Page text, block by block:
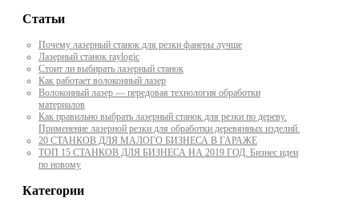
Статьи
Почему лазерный станок для резки фанеры лучше
Лазерный станок raylogic
Стоит ли выбирать лазерный станок
Как работает волоконный лазер
Волоконный лазер — передовая технология обработки
материалов
Как правильно выбрать лазерный станок для резки по дереву.
Применение лазерной резки для обработки деревянных изделий.
20 СТАНКОВ ДЛЯ МАЛОГО БИЗНЕСА В ГАРАЖЕ
ТОП 15 СТАНКОВ ДЛЯ БИЗНЕСА НА 2019 ГОД. Бизнес идеи
по новому
Категории